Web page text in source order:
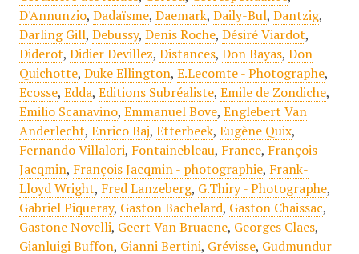
D'Annunzio, Dadaïsme, Daemark, Daily-Bul, Dantzig,
Darling Gill, Debussy, Denis Roche, Désiré Viardot,
Diderot, Didier Devillez, Distances, Don Bayas, Don
Quichotte, Duke Ellington, E.Lecomte - Photographe,
Ecosse, Edda, Editions Subréaliste, Emile de Zondiche,
Emilio Scanavino, Emmanuel Bove, Englebert Van
Anderlecht, Enrico Baj, Etterbeek, Eugène Quix,
Fernando Villalori, Fontainebleau, France, François
Jacqmin, François Jacqmin - photographie, Frank-
Lloyd Wright, Fred Lanzeberg, G.Thiry - Photographe,
Gabriel Piqueray, Gaston Bachelard, Gaston Chaissac,
Gastone Novelli, Geert Van Bruaene, Georges Claes,
Gianluigi Buffon, Gianni Bertini, Grévisse, Gudmundur